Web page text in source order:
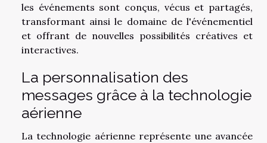
les événements sont conçus, vécus et partagés,
transformant ainsi le domaine de l'événementiel
et offrant de nouvelles possibilités créatives et
interactives.
La personnalisation des
messages grâce à la technologie
aérienne
La technologie aérienne représente une avancée